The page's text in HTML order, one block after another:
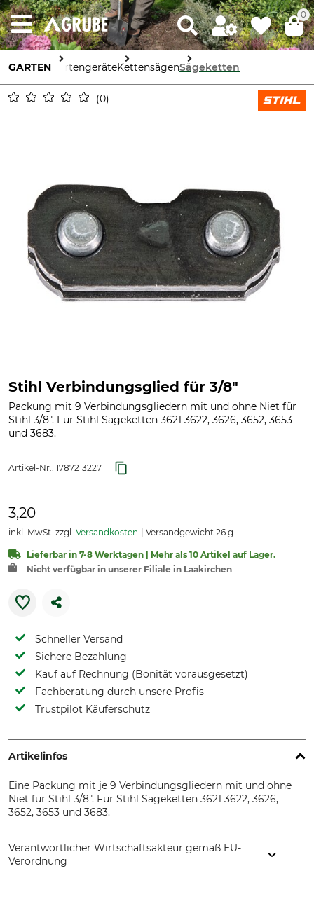
0
GARTEN GartengeräteKettensägenSägeketten
0
Stihl Verbindungsglied für 3/8"
Packung mit 9 Verbindungsgliedern mit und ohne Niet für
Stihl 3/8". Für Stihl Sägeketten 3621 3622, 3626, 3652, 3653
und 3683.
Artikel-Nr.: 1787213227
3,20
inkl. MwSt. zzgl. Versandkosten Versandgewicht 26 g
Lieferbar in 7-8 Werktagen | Mehr als 10 Artikel auf Lager.
Nicht verfügbar in unserer Filiale in Laakirchen
Schneller Versand
Sichere Bezahlung
Kauf auf Rechnung (Bonität vorausgesetzt)
Fachberatung durch unsere Profis
Trustpilot Käuferschutz
Artikelinfos
Eine Packung mit je 9 Verbindungsgliedern mit und ohne
Niet für Stihl 3/8". Für Stihl Sägeketten 3621 3622, 3626,
3652, 3653 und 3683.
Verantwortlicher Wirtschaftsakteur gemäß EU-
Verordnung